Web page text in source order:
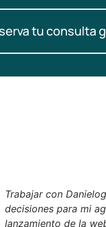
tu consulta
Trabajar con
decisiones para mi
lanzamiento de la